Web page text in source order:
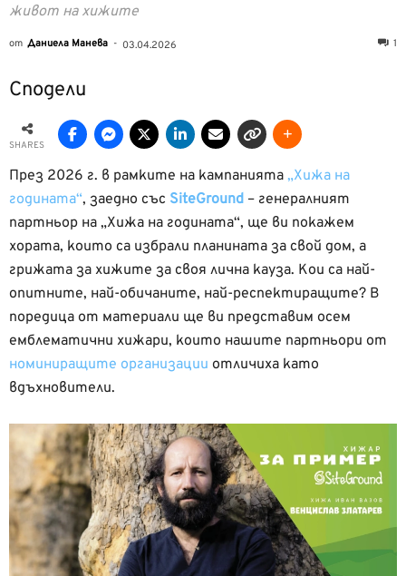
живот на хижите
от Даниела Манева - 03.04.2026 1
Сподели
SHARES
През 2026 г. в рамките на кампанията „Хижа на
годината“, заедно със SiteGround – генералният
партньор на „Хижа на годината“, ще ви покажем
хората, които са избрали планината за свой дом, а
грижата за хижите за своя лична кауза. Кои са най-
опитните, най-обичаните, най-респектиращите? В
поредица от материали ще ви представим осем
емблематични хижари, които нашите партньори от
номиниращите организации отличиха като
вдъхновители.